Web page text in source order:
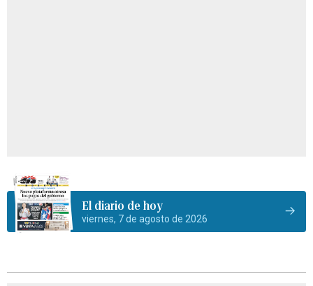
El diario de hoy
viernes, 7 de agosto de 2026